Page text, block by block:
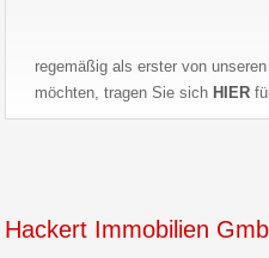
regemäßig als erster von
möchten, tragen Sie sich HIER
Hackert Immobilien